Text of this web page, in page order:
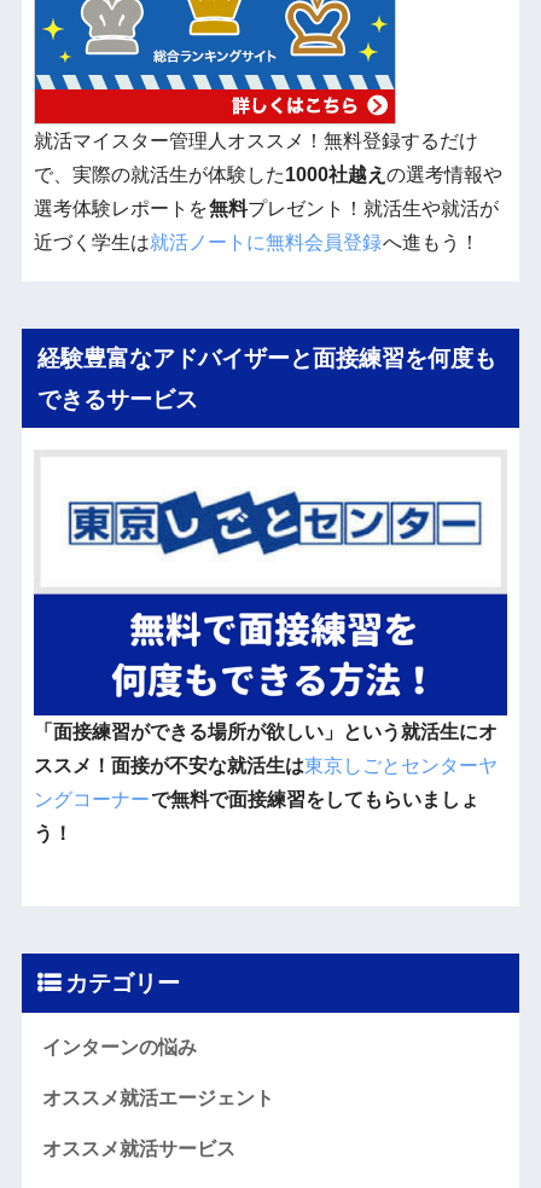
就活マイスター管理人オススメ！無料登録するだけ
で、実際の就活生が体験した1000社越え の選考情報や
選考体験レポートを無料プレゼント！就活生や就活が
近づく学生は就活ノートに無料会員登録へ進もう！
経験豊富なアドバイザーと面接練習を何度も
できるサービス
「面接練習ができる場所が欲しい」という就活生にオ
ススメ！面接が不安な就活生は東京しごとセンターヤ
ングコーナーで無料で面接練習をしてもらいましょ
う！
カテゴリー
インターンの悩み
オススメ就活エージェント
オススメ就活サービス